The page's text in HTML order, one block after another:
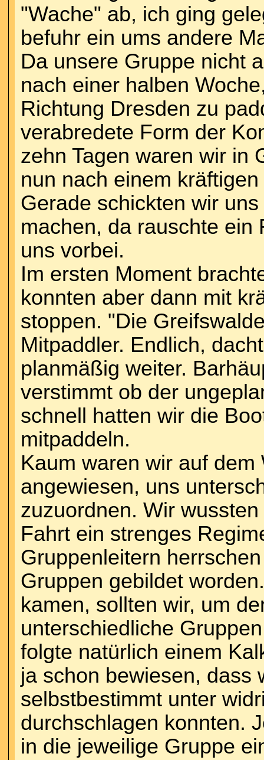
"Wache" ab, ich ging
befuhr ein ums andere
Da unsere Gruppe nicht
nach einer halben
Richtung Dresden zu
verabredete Form der
zehn Tagen waren wir in
nun nach einem
Gerade schickten wir
machen, da rauschte ein
uns vorbei.
Im ersten Moment
konnten aber dann mit
stoppen. "Die
Mitpaddler. Endlich,
planmäßig weiter.
verstimmt ob der
schnell hatten wir die
mitpaddeln.
Kaum waren wir auf dem
angewiesen, uns
zuzuordnen. Wir
Fahrt ein strenges
Gruppenleitern
Gruppen gebildet
kamen, sollten wir, um
unterschiedliche
folgte natürlich einem
ja schon bewiesen, dass
selbstbestimmt unter
durchschlagen konnten.
in die jeweilige Gruppe